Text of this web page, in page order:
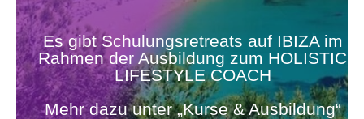
Es gibt Schulungsretreats auf IBIZA im
Rahmen der Ausbildung zum HOLISTIC
LIFESTYLE COACH
Mehr dazu unter „Kurse & Ausbildung“